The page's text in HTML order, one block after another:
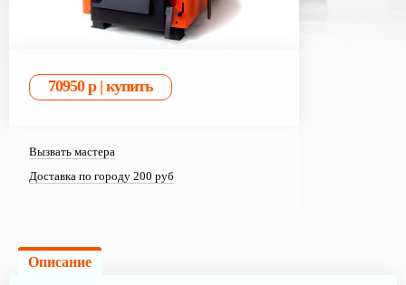
Вызвать мастера
Доставка по городу 200 руб
Описание